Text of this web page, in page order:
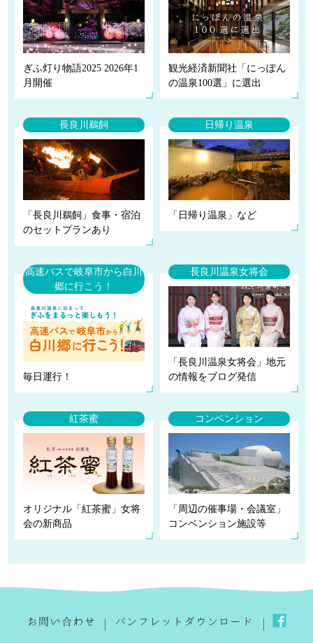
ぎふ灯り物語2025 2026年1
月開催
観光経済新聞社「にっぽん
の温泉100選」に選出
長良川鵜飼
「長良川鵜飼」食事・宿泊
のセットプランあり
日帰り温泉
「日帰り温泉」など
高速バスで岐阜市から白川
郷に行こう！
毎日運行！
長良川温泉女将会
「長良川温泉女将会」地元
の情報をブログ発信
紅茶蜜
オリジナル「紅茶蜜」女将
会の新商品
コンベンション
「周辺の催事場・会議室」
コンベンション施設等
｜ ｜